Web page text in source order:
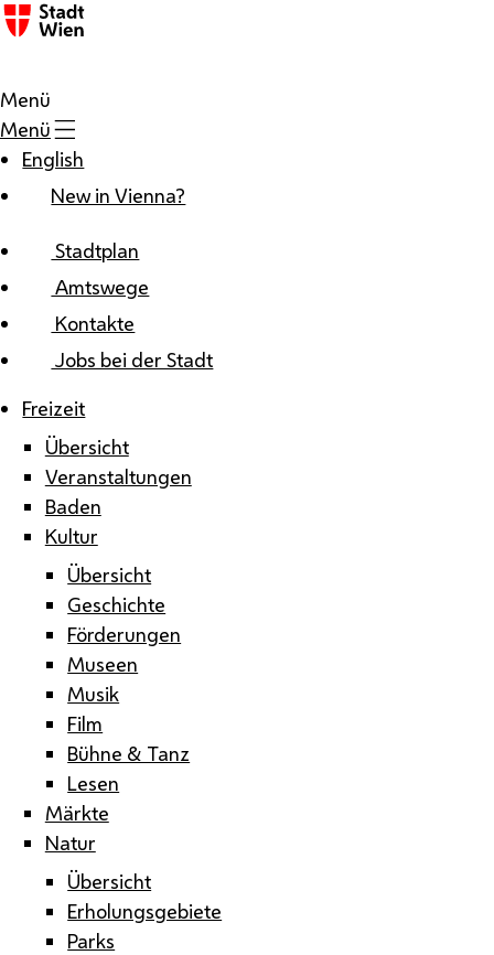
Zum Inhalt
Menü
Menü
English
New in Vienna?
Stadtplan
Amtswege
Kontakte
Jobs bei der Stadt
Freizeit
Übersicht
Veranstaltungen
Baden
Kultur
Übersicht
Geschichte
Förderungen
Museen
Musik
Film
Bühne & Tanz
Lesen
Märkte
Natur
Übersicht
Erholungsgebiete
Parks